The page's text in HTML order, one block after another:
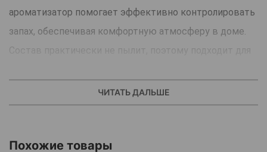
ароматизатор помогает эффективно контролировать
запах, обеспечивая комфортную атмосферу в доме.
Состав практически не пылит, поэтому подходит для
Бентонитовые гранулы удобны для использования с
отверстиями для переноса обеспечивает безопасное
ЧИТАТЬ ДАЛЬШЕ
Похожие товары